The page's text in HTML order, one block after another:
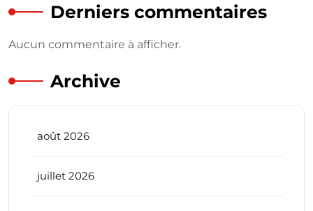
Derniers commentaires
Aucun commentaire à afficher.
Archive
août 2026
juillet 2026